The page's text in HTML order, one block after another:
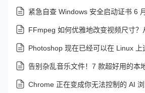
Chrome 正在变成你无法控制的 AI 浏